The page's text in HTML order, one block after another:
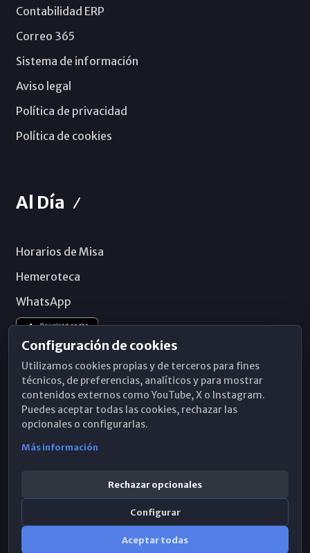
Contabilidad ERP
Correo 365
Sistema de información
Aviso legal
Política de privacidad
Política de cookies
Al Día
Horarios de Misa
Hemeroteca
WhatsApp
Configuración de cookies
Utilizamos cookies propias y de terceros para fines
técnicos, de preferencias, analíticos y para mostrar
contenidos externos como YouTube, X o Instagram.
Puedes aceptar todas las cookies, rechazar las
opcionales o configurarlas.
Más información
Rechazar opcionales
Configurar
Aceptar todas